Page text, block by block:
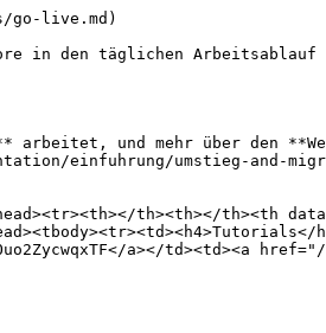
go-live.md)
in den täglichen
arbeitet, und mehr über
einfuhrung/umstieg-and-
th><th></th><th
a></td><td><a href="/